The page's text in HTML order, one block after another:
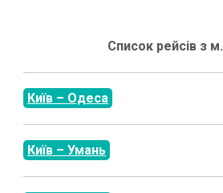
Список рейсів з м.
Київ – Одеса
Київ – Умань